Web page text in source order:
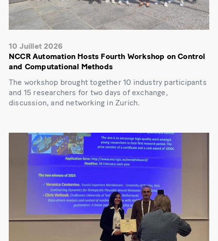
10 Juillet 2026
NCCR Automation Hosts Fourth Workshop on Control
and Computational Methods
The workshop brought together 10 industry participants
and 15 researchers for two days of exchange,
discussion, and networking in Zurich.